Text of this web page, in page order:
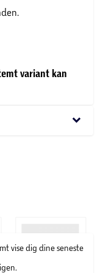
variant kan
keyboard_arrow_down
vise dig dine seneste